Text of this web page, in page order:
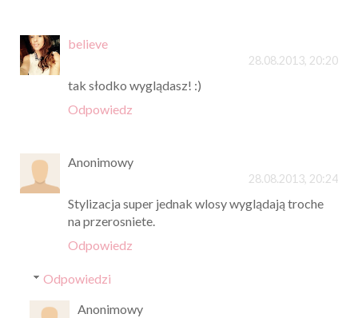
believe
28.08.2013, 20:20
tak słodko wyglądasz! :)
Odpowiedz
Anonimowy
28.08.2013, 20:24
Stylizacja super jednak wlosy wyglądają troche
na przerosniete.
Odpowiedz
Odpowiedzi
Anonimowy